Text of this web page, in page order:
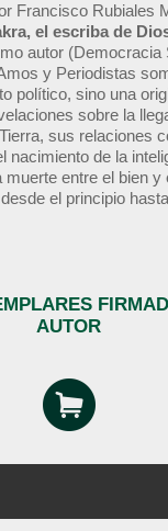
Francisco Rubiales
el escriba de
autor (Democracia
y Periodistas
político, sino una
sobre la
sus relaciones
nacimiento de la
muerte entre el bien y
el principio
AUTOR